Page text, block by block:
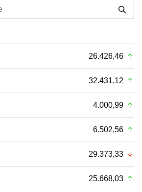
26.426,46
32.431,12
4.000,99
6.502,56
29.373,33
25.668,03